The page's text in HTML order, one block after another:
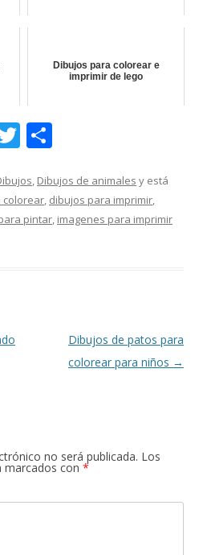
Dibujos para colorear e
imprimir de lego
T
itt
er
m
p
Dibujos de animales y está
colorear dibujos para imprimir
pintar imagenes para imprimir
Dibujos de patos para
colorear para niños →
no será publicada. Los
con *